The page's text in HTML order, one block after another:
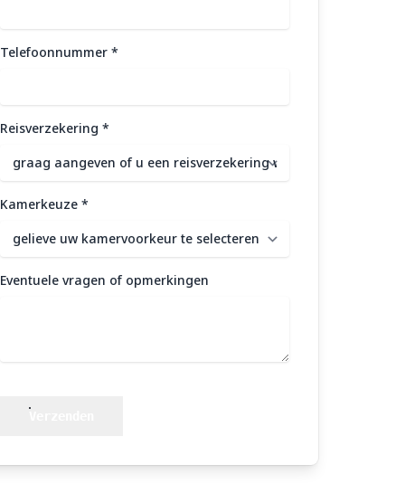
Telefoonnummer *
Reisverzekering *
Kamerkeuze *
Eventuele vragen of opmerkingen